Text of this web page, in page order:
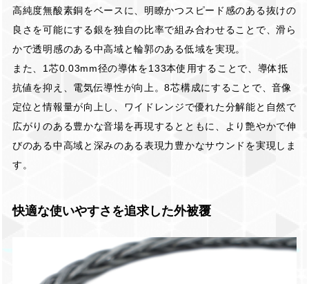
高純度無酸素銅をベースに、明瞭かつスピード感のある抜けの
良さを可能にする銀を独自の比率で組み合わせることで、滑ら
かで透明感のある中高域と輪郭のある低域を実現。
また、1芯0.03mm径の導体を133本使用することで、導体抵
抗値を抑え、電気伝導性が向上。8芯構成にすることで、音像
定位と情報量が向上し、ワイドレンジで優れた分解能と自然で
広がりのある豊かな音場を再現するとともに、より艶やかで伸
びのある中高域と深みのある表現力豊かなサウンドを実現しま
す。
快適な使いやすさを追求した外被覆